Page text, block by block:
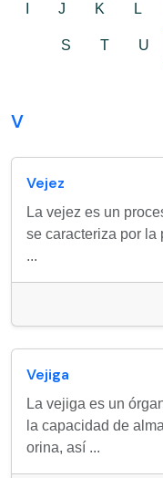
J K L
S T U
V
Vejez
La vejez es un
se caracteriza por la
...
Vejiga
La vejiga es un
la capacidad de
orina, así ...